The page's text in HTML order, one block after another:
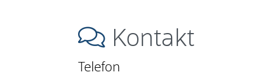
Kontakt
Telefon